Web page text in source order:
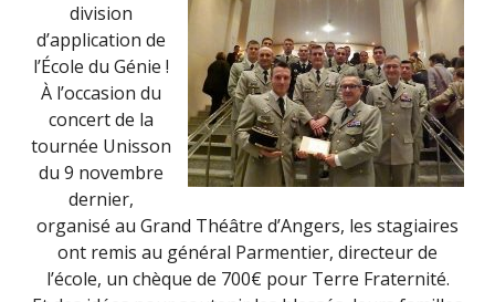
division
d’application de
l’École du Génie !
À l’occasion du
concert de la
tournée Unisson
du 9 novembre
dernier,
organisé au Grand Théâtre d’Angers, les stagiaires
ont remis au général Parmentier, directeur de
l’école, un chèque de 700€ pour Terre Fraternité.